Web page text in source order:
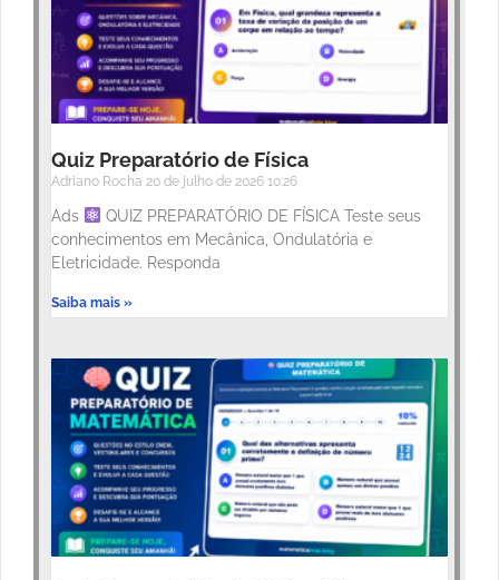
Quiz Preparatório de Física
Adriano Rocha 20 de julho de 2026 10:26
Ads
QUIZ PREPARATÓRIO DE FÍSICA Teste seus
conhecimentos em Mecânica, Ondulatória e
Eletricidade. Responda
Saiba mais »